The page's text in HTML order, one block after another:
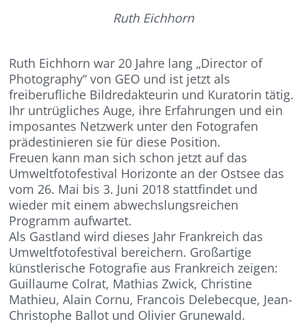
Ruth Eichhorn
Ruth Eichhorn war 20 Jahre lang „Director of
Photography“ von GEO und ist jetzt als
freiberufliche Bildredakteurin und Kuratorin tätig.
Ihr untrügliches Auge, ihre Erfahrungen und ein
imposantes Netzwerk unter den Fotografen
prädestinieren sie für diese Position.
Freuen kann man sich schon jetzt auf das
Umweltfotofestival Horizonte an der Ostsee das
vom 26. Mai bis 3. Juni 2018 stattfindet und
wieder mit einem abwechslungsreichen
Programm aufwartet.
Als Gastland wird dieses Jahr Frankreich das
Umweltfotofestival bereichern. Großartige
künstlerische Fotografie aus Frankreich zeigen:
Guillaume Colrat, Mathias Zwick, Christine
Mathieu, Alain Cornu, Francois Delebecque, Jean-
Christophe Ballot und Olivier Grunewald.